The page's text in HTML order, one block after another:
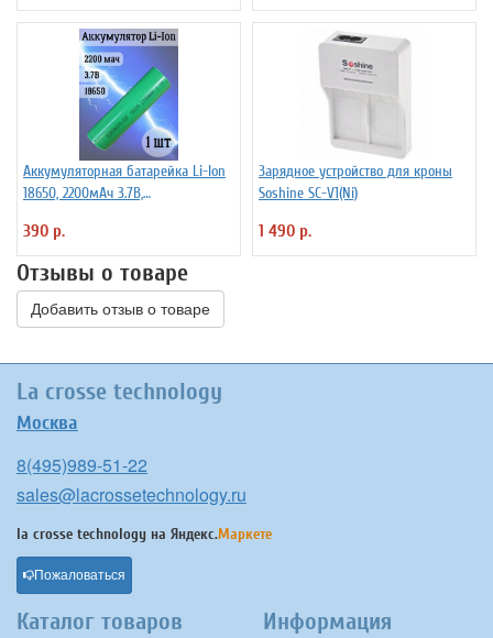
Аккумуляторная батарейка Li-Ion
18650, 2200мАч 3.7В,
390 р.
Зарядное устройство для кроны
Soshine SC-V1(Ni)
1 490 р.
Отзывы о товаре
Добавить отзыв о товаре
La crosse technology
Москва
8(495)989-51-22
sales@lacrossetechnology.ru
la crosse technology на Яндекс.Маркете
Пожаловаться
Каталог товаров Информация